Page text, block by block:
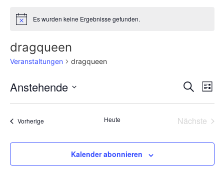
Notice Es wurden keine Ergebnisse gefunden.
dragqueen
Veranstaltungen dragqueen
und
SucheListe
Anstehende
wählen.
VorherigeVeranstaltungen Heute Nächste
Kalender abonnieren